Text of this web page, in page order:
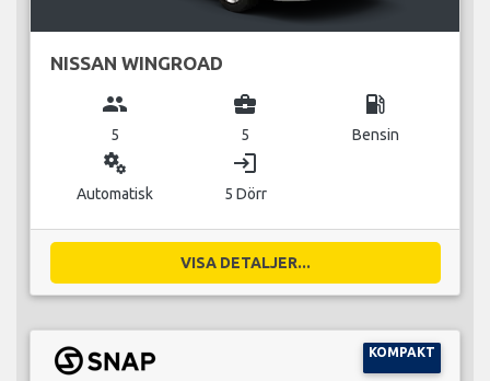
NISSAN WINGROAD
group
5
business_center
5
local_gas_station
Bensin
miscellaneous_services
Automatisk
login
5 Dörr
VISA DETALJER...
KOMPAKT